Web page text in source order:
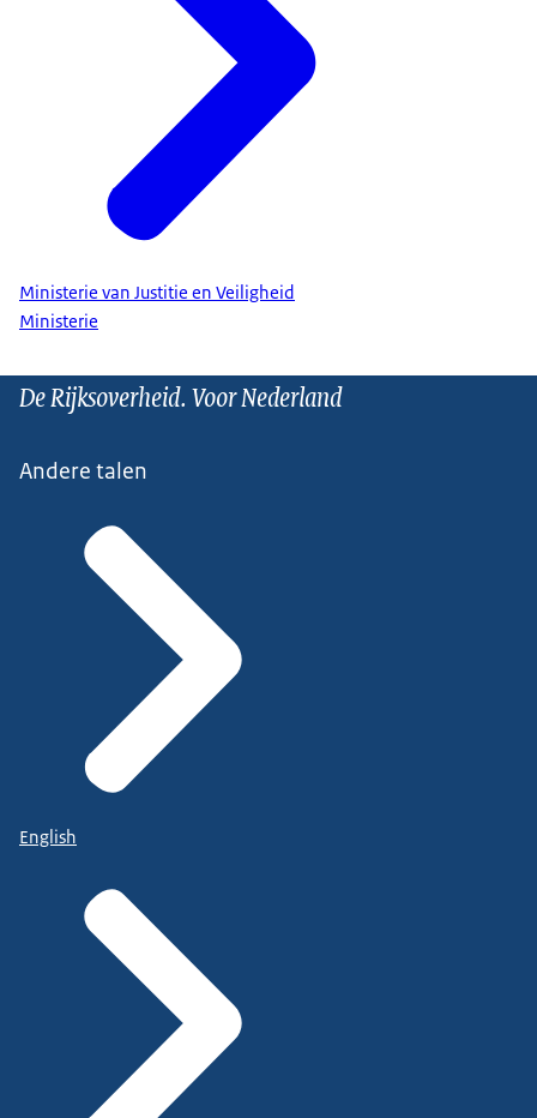
Ministerie van Justitie en Veiligheid
Ministerie
De Rijksoverheid. Voor Nederland
Andere talen
English